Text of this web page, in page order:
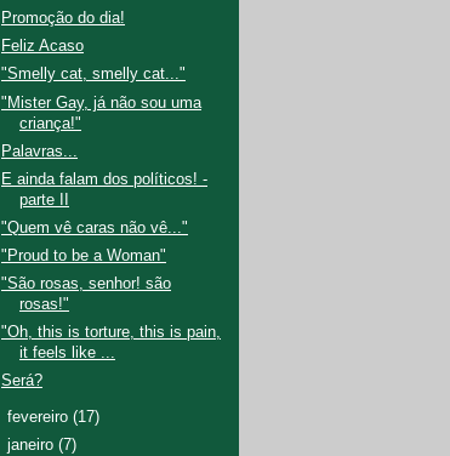
Promoção do dia!
Feliz Acaso
"Smelly cat, smelly cat..."
"Mister Gay, já não sou uma
criança!"
Palavras...
E ainda falam dos políticos! -
parte II
"Quem vê caras não vê..."
"Proud to be a Woman"
"São rosas, senhor! são
rosas!"
"Oh, this is torture, this is pain,
it feels like ...
Será?
fevereiro (17)
janeiro (7)